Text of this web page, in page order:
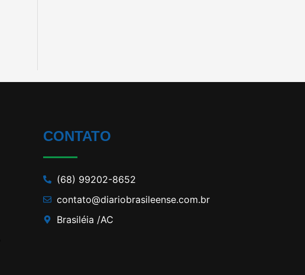
CONTATO
(68) 99202-8652
contato@diariobrasileense.com.br
Brasiléia /AC